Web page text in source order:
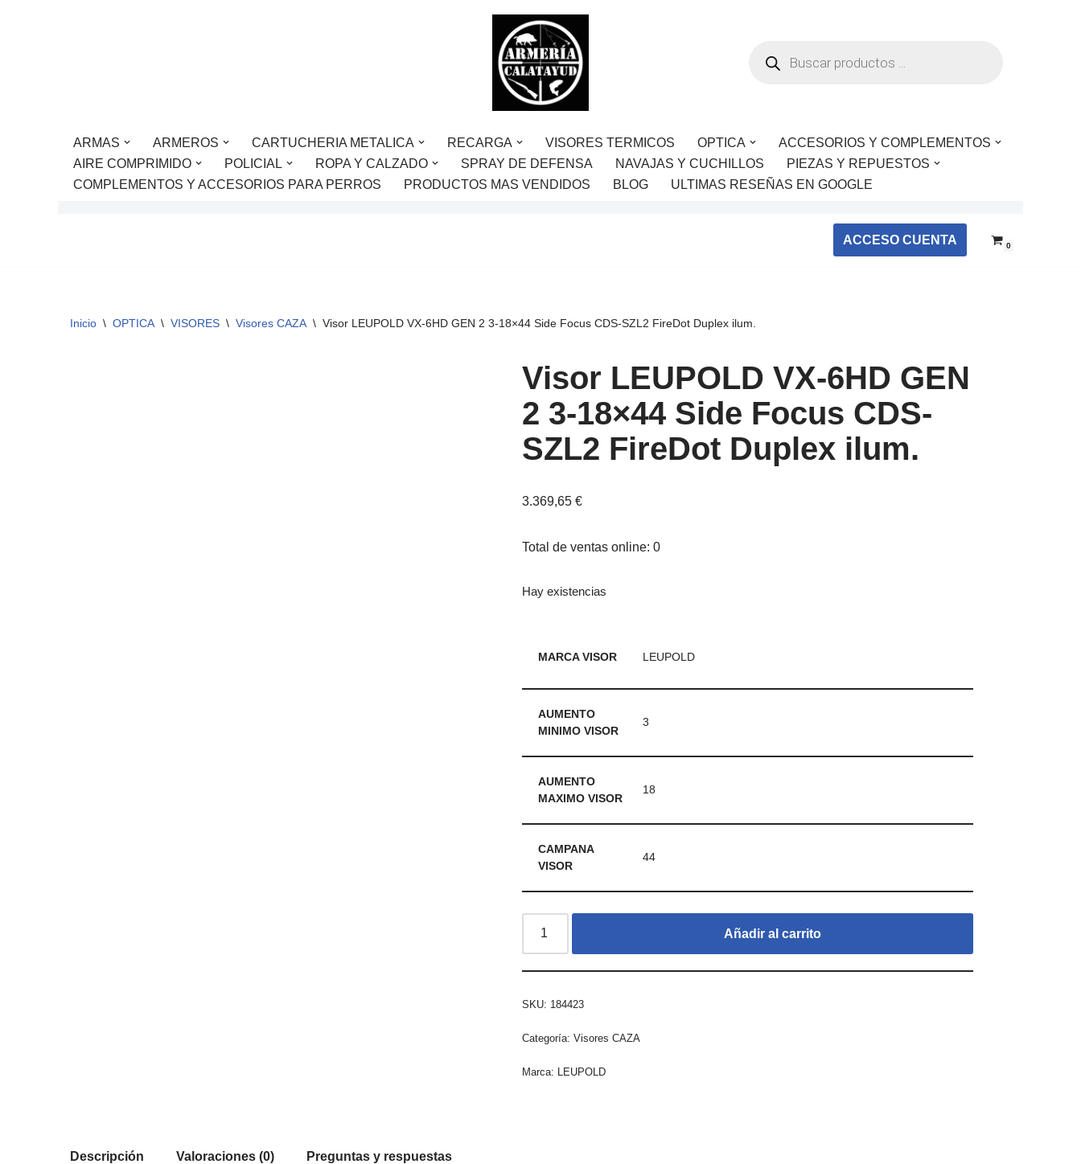
ARMAS ARMEROS CARTUCHERIA METALICA RECARGA VISORES TERMICOS OPTICA
ACCESORIOS Y COMPLEMENTOS
AIRE COMPRIMIDO
POLICIAL ROPA Y CALZADO SPRAY DE DEFENSA NAVAJAS Y CUCHILLOS
PIEZAS Y REPUESTOS
COMPLEMENTOS Y ACCESORIOS PARA PERROS
PRODUCTOS MAS VENDIDOS BLOG ULTIMAS RESEÑAS EN GOOGLE
ACCESO CUENTA 0
Inicio \ OPTICA \ VISORES \ Visores CAZA \ Visor LEUPOLD VX-6HD GEN 2 3-18×44 Side Focus CDS-SZL2 FireDot Duplex ilum.
Visor LEUPOLD VX-6HD GEN
2 3-18×44 Side Focus CDS-
SZL2 FireDot Duplex ilum.
3.369,65 €
Total de ventas online: 0
Hay existencias
MARCA VISOR LEUPOLD
AUMENTO
MINIMO VISOR
3
AUMENTO
MAXIMO VISOR
18
CAMPANA
VISOR
44
Añadir al carrito
SKU: 184423
Categoría: Visores CAZA
Marca: LEUPOLD
Descripción Valoraciones (0) Preguntas y respuestas